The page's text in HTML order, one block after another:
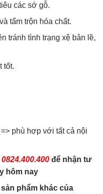
các sớ gỗ.
tẩm trộn hóa chất.
tránh tình trạng xệ bản lề,
tốt.
phù hợp với tất cả nội
để nhận tư
hôm nay
phẩm khác của